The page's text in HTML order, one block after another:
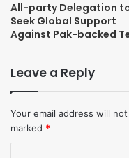
All-party Delegation
Seek Global Support
Against Pak-backed
Leave a Reply
Your email address will
marked *